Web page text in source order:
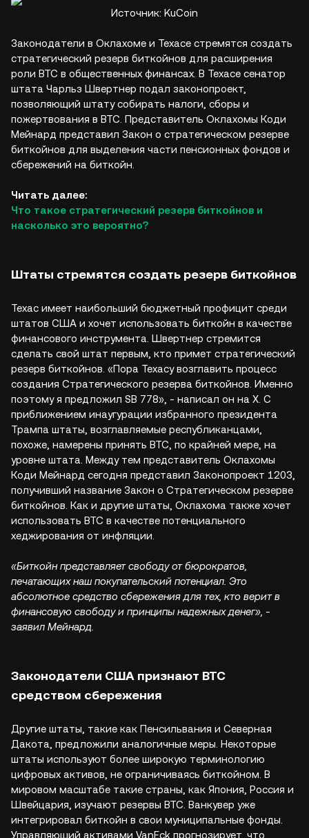
Источник: KuCoin
Законодатели в Оклахоме и Техасе стремятся создать
стратегический резерв биткойнов для расширения
роли BTC в общественных финансах. В Техасе сенатор
штата Чарльз Швертнер подал законопроект,
позволяющий штату собирать налоги, сборы и
пожертвования в BTC. Представитель Оклахомы Коди
Мейнард представил Закон о стратегическом резерве
биткойнов для выделения части пенсионных фондов и
сбережений на биткойн.
Читать далее:
Что такое стратегический резерв биткойнов и
насколько это вероятно?
Штаты стремятся создать резерв биткойнов
Техас имеет наибольший бюджетный профицит среди
штатов США и хочет использовать биткойн в качестве
финансового инструмента. Швертнер стремится
сделать свой штат первым, кто примет стратегический
резерв биткойнов. «Пора Техасу возглавить процесс
создания Стратегического резерва биткойнов. Именно
поэтому я предложил SB 778», - написал он на X. С
приближением инаугурации избранного президента
Трампа штаты, возглавляемые республиканцами,
похоже, намерены принять BTC, по крайней мере, на
уровне штата. Между тем представитель Оклахомы
Коди Мейнард сегодня представил Законопроект 1203,
получивший название Закон о Стратегическом резерве
биткойнов. Как и другие штаты, Оклахома также хочет
использовать BTC в качестве потенциального
хеджирования от инфляции.
«Биткойн представляет свободу от бюрократов,
печатающих наш покупательский потенциал. Это
абсолютное средство сбережения для тех, кто верит в
финансовую свободу и принципы надежных денег», -
заявил Мейнард.
Законодатели США признают BTC
средством сбережения
Другие штаты, такие как Пенсильвания и Северная
Дакота, предложили аналогичные меры. Некоторые
штаты используют более широкую терминологию
цифровых активов, не ограничиваясь биткойном. В
мировом масштабе такие страны, как Япония, Россия и
Швейцария, изучают резервы BTC. Ванкувер уже
интегрировал биткойн в свои муниципальные фонды.
Управляющий активами VanEck прогнозирует, что